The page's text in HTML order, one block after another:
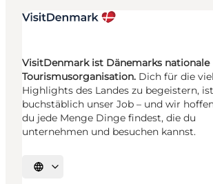
VisitDenmark ist Dänemarks nationale
Tourismusorganisation. Dich für die
Highlights des Landes zu begeistern, ist
buchstäblich unser Job – und wir
du jede Menge Dinge findest, die du
unternehmen und besuchen kannst.
Sprache auswählen